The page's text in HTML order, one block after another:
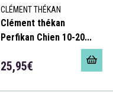
CLÉMENT THÉKAN
Clément thékan
Perfikan Chien 10-20...
25,95€